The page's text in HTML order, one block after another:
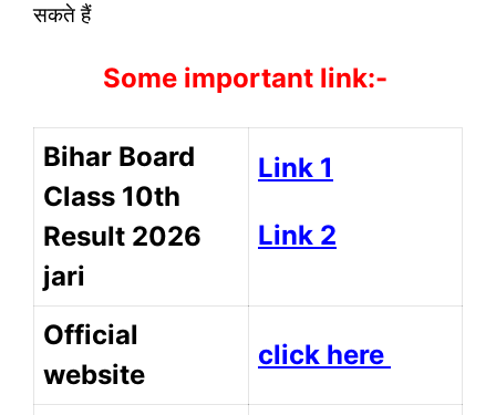
सकते हैं
Some important link:-
Bihar Board
Class 10th
Result 2026
jari
Link 1
Link 2
Official
website
click here